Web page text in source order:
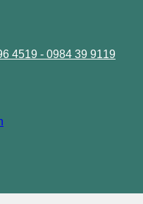
4519 - 0984 39 9119